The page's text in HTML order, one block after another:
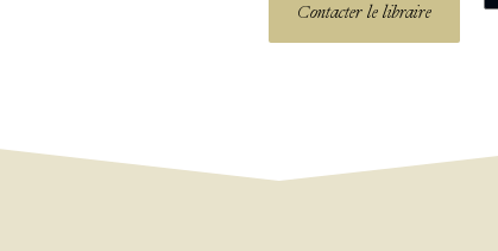
Contacter le libraire